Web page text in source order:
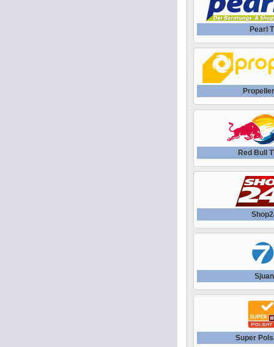
Pearl
Red Bull
Sjuan
Super